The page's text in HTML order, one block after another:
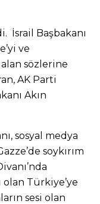
İsrail Başbakanı
ve
sözlerine
AK Parti
Akın
sosyal medya
soykırım
olan Türkiye’ye
sesi olan